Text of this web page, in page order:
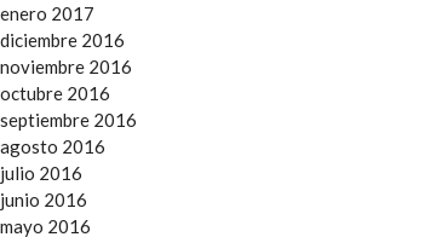
enero 2017
diciembre 2016
noviembre 2016
octubre 2016
septiembre 2016
agosto 2016
julio 2016
junio 2016
mayo 2016